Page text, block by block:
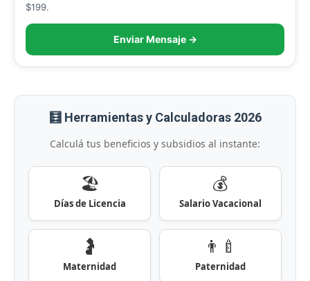
$199.
Enviar Mensaje →
🧮 Herramientas y Calculadoras 2026
Calculá tus beneficios y subsidios al instante:
🏖️
Días de Licencia
💰
Salario Vacacional
🤰
Maternidad
👨‍🍼
Paternidad